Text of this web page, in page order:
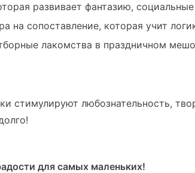
развивает фантазию,
на сопоставление, которая учит
лакомства в праздничном
стимулируют любознательность,
для самых маленьких!